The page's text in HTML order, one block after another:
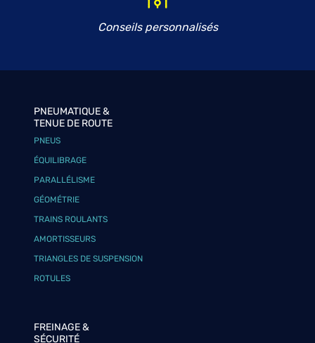
Conseils personnalisés
PNEUMATIQUE &
TENUE DE ROUTE
PNEUS
ÉQUILIBRAGE
PARALLÉLISME
GÉOMÉTRIE
TRAINS ROULANTS
AMORTISSEURS
TRIANGLES DE SUSPENSION
ROTULES
FREINAGE &
SÉCURITÉ